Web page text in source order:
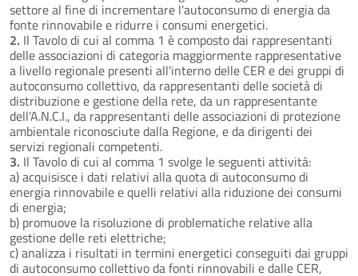
settore al fine di incrementare l'autoconsumo di energia da
fonte rinnovabile e ridurre i consumi energetici.
2. Il Tavolo di cui al comma 1 è composto dai rappresentanti
delle associazioni di categoria maggiormente rappresentative
a livello regionale presenti all'interno delle CER e dei gruppi di
autoconsumo collettivo, da rappresentanti delle società di
distribuzione e gestione della rete, da un rappresentante
dell'A.N.C.I., da rappresentanti delle associazioni di protezione
ambientale riconosciute dalla Regione, e da dirigenti dei
servizi regionali competenti.
3. Il Tavolo di cui al comma 1 svolge le seguenti attività:
a) acquisisce i dati relativi alla quota di autoconsumo di
energia rinnovabile e quelli relativi alla riduzione dei consumi
di energia;
b) promuove la risoluzione di problematiche relative alla
gestione delle reti elettriche;
c) analizza i risultati in termini energetici conseguiti dai gruppi
di autoconsumo collettivo da fonti rinnovabili e dalle CER,